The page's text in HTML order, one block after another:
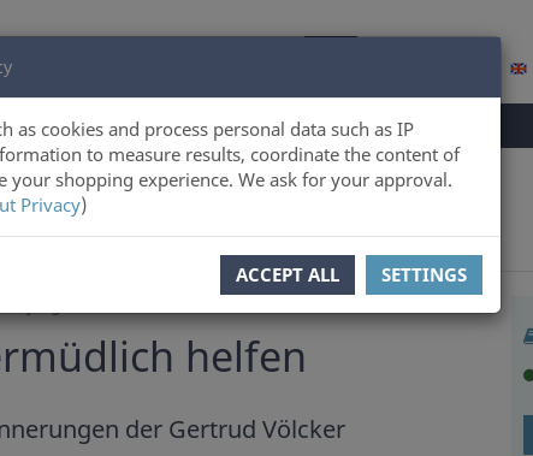
as cookies and process personal data such as IP
to measure results, coordinate the content of
your shopping experience. We ask for your approval.
Privacy)
ACCEPT ALL SETTINGS
Product 20 of 26
helfen
der Gertrud Völcker